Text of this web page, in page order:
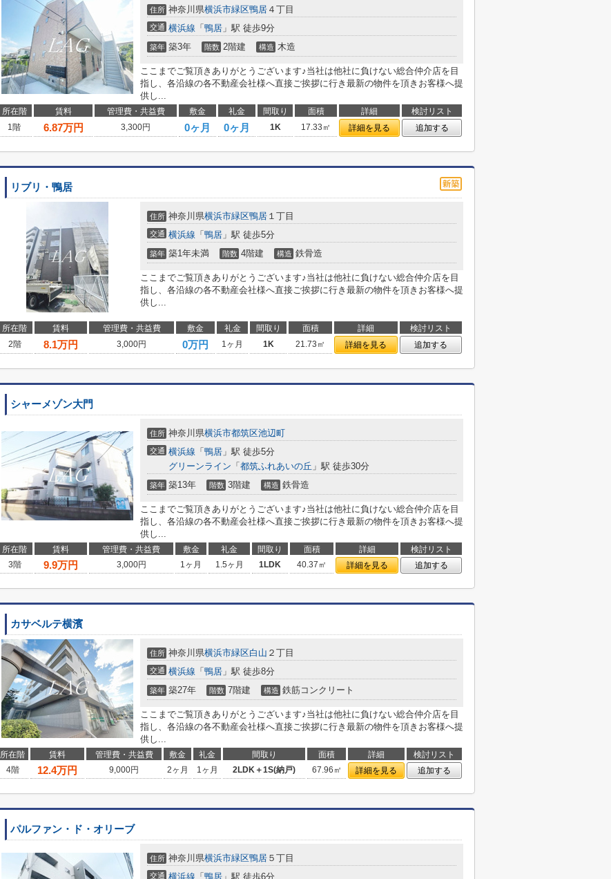
住所 神奈川県横浜市緑区鴨居 ４丁目
交通 横浜線 「 鴨居 」駅 徒歩9分
築年 築3年 階数 2階建 構造 木造
ここまでご覧頂きありがとうございます♪当社は他社に負けない総合仲介店を目
指し、各沿線の各不動産会社様へ直接ご挨拶に行き最新の物件を頂きお客様へ提
供し...
所在階 賃料 管理費・共益費 敷金 礼金 間取り 面積 詳細
検討リスト
1階
6.87万円 3,300円 0ヶ月 0ヶ月 1K 17.33㎡ 詳細を見る 追加する
リブリ・鴨居
住所 神奈川県横浜市緑区鴨居 １丁目
交通 横浜線 「 鴨居 」駅 徒歩5分
築年 築1年未満 階数 4階建 構造 鉄骨造
ここまでご覧頂きありがとうございます♪当社は他社に負けない総合仲介店を目
指し、各沿線の各不動産会社様へ直接ご挨拶に行き最新の物件を頂きお客様へ提
供し...
所在階 賃料 管理費・共益費 敷金 礼金 間取り 面積 詳細
検討リスト
2階
8.1万円 3,000円 0万円 1ヶ月 1K 21.73㎡ 詳細を見る 追加する
シャーメゾン大門
住所 神奈川県横浜市都筑区池辺町
交通 横浜線 「 鴨居 」駅 徒歩5分
グリーンライン 「 都筑ふれあいの丘 」駅 徒歩30分
築年 築13年 階数 3階建 構造 鉄骨造
ここまでご覧頂きありがとうございます♪当社は他社に負けない総合仲介店を目
指し、各沿線の各不動産会社様へ直接ご挨拶に行き最新の物件を頂きお客様へ提
供し...
所在階 賃料 管理費・共益費 敷金 礼金 間取り 面積 詳細
検討リスト
3階
9.9万円 3,000円 1ヶ月 1.5ヶ月 1LDK 40.37㎡ 詳細を見る 追加する
カサベルテ横濱
住所 神奈川県横浜市緑区白山 ２丁目
交通 横浜線 「 鴨居 」駅 徒歩8分
築年 築27年 階数 7階建 構造 鉄筋コンクリート
ここまでご覧頂きありがとうございます♪当社は他社に負けない総合仲介店を目
指し、各沿線の各不動産会社様へ直接ご挨拶に行き最新の物件を頂きお客様へ提
供し...
所在階 賃料 管理費・共益費 敷金 礼金 間取り 面積 詳細
検討リスト
4階
12.4万円 9,000円 2ヶ月 1ヶ月 2LDK＋1S(納戸) 67.96㎡ 詳細を見る 追加する
パルファン・ド・オリーブ
住所 神奈川県横浜市緑区鴨居 ５丁目
交通 横浜線 「 鴨居 」駅 徒歩6分